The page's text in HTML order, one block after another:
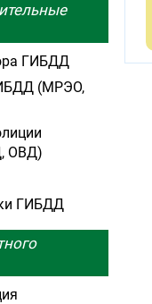
ГИБДД
(МРЭО,
ОВД)
ГИБДД